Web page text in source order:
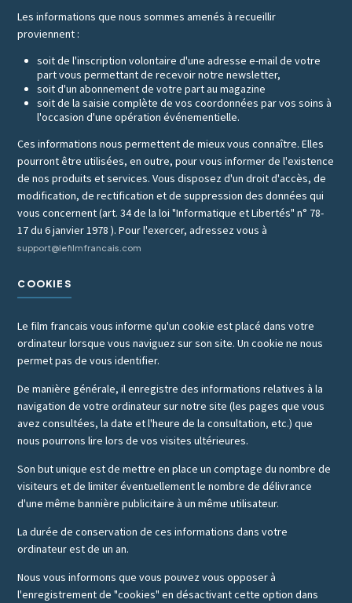
Les informations que nous sommes amenés à recueillir
proviennent :
soit de l'inscription volontaire d'une adresse e-mail de votre
part vous permettant de recevoir notre newsletter,
soit d'un abonnement de votre part au magazine
soit de la saisie complète de vos coordonnées par vos soins à
l'occasion d'une opération événementielle.
Ces informations nous permettent de mieux vous connaître. Elles
pourront être utilisées, en outre, pour vous informer de l'existence
de nos produits et services. Vous disposez d'un droit d'accès, de
modification, de rectification et de suppression des données qui
vous concernent (art. 34 de la loi "Informatique et Libertés" n° 78-
17 du 6 janvier 1978 ). Pour l'exercer, adressez vous à
support@lefilmfrancais.com
COOKIES
Le film francais vous informe qu'un cookie est placé dans votre
ordinateur lorsque vous naviguez sur son site. Un cookie ne nous
permet pas de vous identifier.
De manière générale, il enregistre des informations relatives à la
navigation de votre ordinateur sur notre site (les pages que vous
avez consultées, la date et l'heure de la consultation, etc.) que
nous pourrons lire lors de vos visites ultérieures.
Son but unique est de mettre en place un comptage du nombre de
visiteurs et de limiter éventuellement le nombre de délivrance
d'une même bannière publicitaire à un même utilisateur.
La durée de conservation de ces informations dans votre
ordinateur est de un an.
Nous vous informons que vous pouvez vous opposer à
l'enregistrement de "cookies" en désactivant cette option dans